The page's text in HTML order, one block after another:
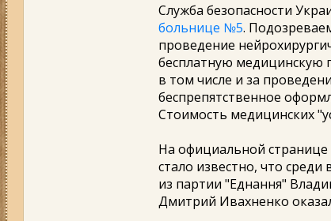
Служба безопасности
больнице №5.
проведение
бесплатную медицинскую
в том числе и за
беспрепятственное
Стоимость медицинских
На официальной странице
стало известно, что
из партии "Еднання"
Дмитрий Ивахненко